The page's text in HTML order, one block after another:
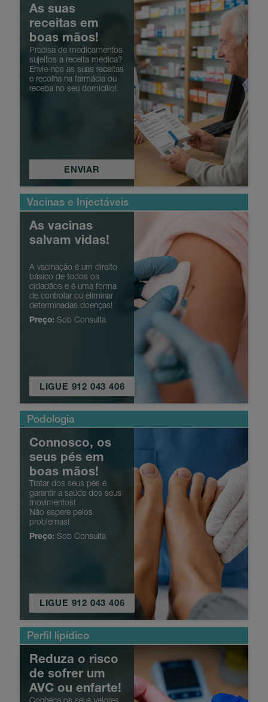
As suas
receitas em
boas mãos!
Precisa de medicamentos
sujeitos a receita médica?
Envie-nos as suas receitas
e recolha na farmácia ou
receba no seu domicílio!
ENVIAR
Vacinas e Injectáveis
As vacinas
salvam vidas!
A vacinação é um direito
básico de todos os
cidadãos e é uma forma
de controlar ou eliminar
determinadas doenças!
Preço: Sob Consulta
LIGUE 912 043 406
Podologia
Connosco, os
seus pés em
boas mãos!
Tratar dos seus pés é
garantir a saúde dos seus
movimentos!
Não espere pelos
problemas!
Preço: Sob Consulta
LIGUE 912 043 406
Perfil lipídico
Reduza o risco
de sofrer um
AVC ou enfarte!